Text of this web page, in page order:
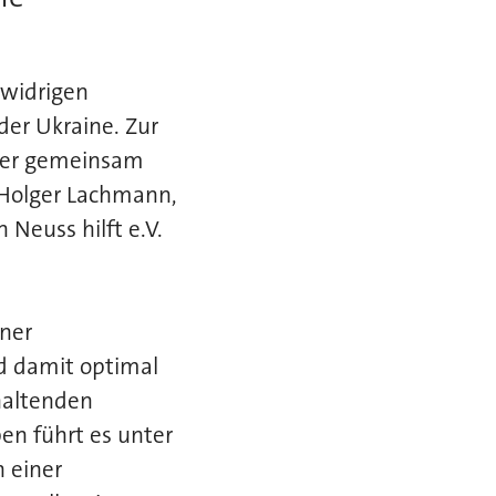
Ukraine. Zur
gemeinsam
Lachmann,
Neuss hilft e.V.
damit optimal
führt es unter
einer